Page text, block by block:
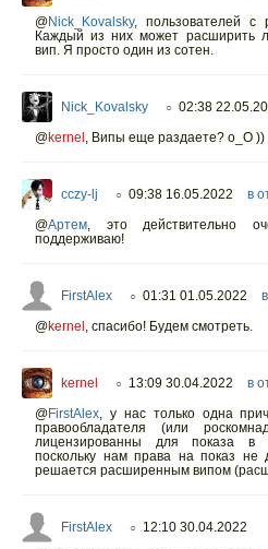
@Nick_Kovalsky, пользователей
Каждый из них может расширить
вип. Я просто один из сотен.
Nick_Kovalsky ○ 02:38
@kernel , Випы еще раздаете? о_O ))
cczy-lj ○ 09:38 16.05.2022 в
@Артем, это действительно
поддерживаю!
FirstAlex ○ 01:31 01.05.2022
@kernel , спасибо! Будем смотреть.
kernel ○ 13:09 30.04.2022 в
@FirstAlex, у нас только одна
правообладателя (или
лицензированны для показа в
поскольку нам права на показ не
решается расширенным випом
FirstAlex ○ 12:10 30.04.2022